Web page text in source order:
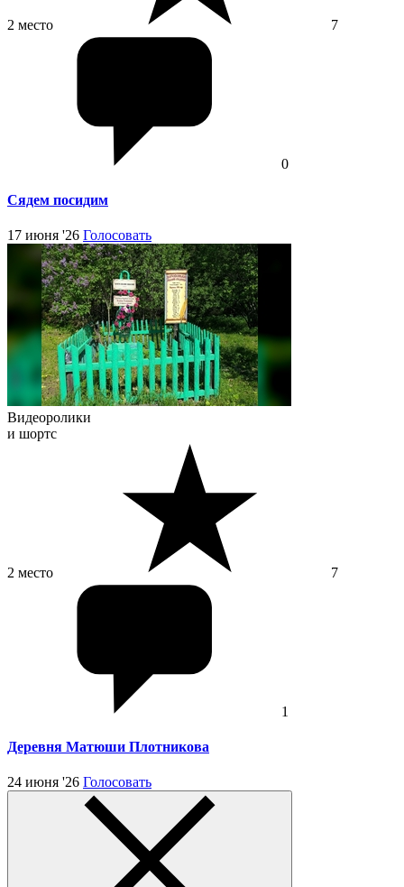
2 место 7
0
Сядем посидим
17 июня '26 Голосовать
Видеоролики
и шортс
2 место 7
1
Деревня Матюши Плотникова
24 июня '26 Голосовать